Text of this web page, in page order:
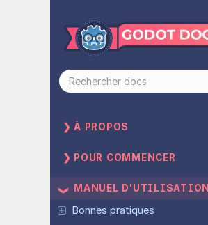
À PROPOS
POUR COMMENCER
MANUEL D'UTILISATION
Bonnes pratiques